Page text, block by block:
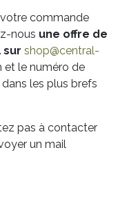
commande
nous une offre de
sur shop@central-
et le numéro de
les plus brefs
pas à contacter
un mail